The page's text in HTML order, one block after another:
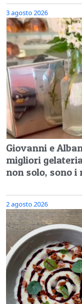
3 agosto 2026
Giovanni e
migliori
non solo, sono i
2 agosto 2026